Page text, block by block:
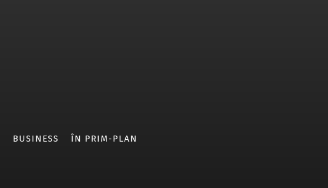
BUSINESS ÎN PRIM-PLAN